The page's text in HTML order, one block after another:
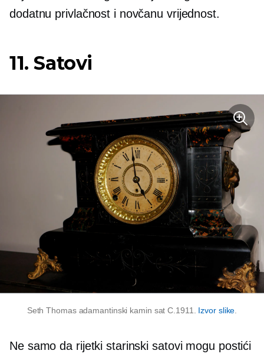
dodatnu privlačnost i novčanu vrijednost.
11. Satovi
Seth Thomas adamantinski kamin sat C.1911. Izvor slike
Ne samo da rijetki starinski satovi mogu postići